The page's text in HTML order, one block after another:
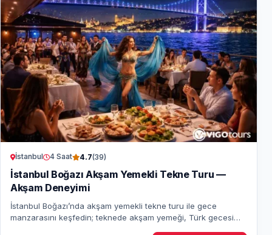
İstanbul 4 Saat 4.7(39)
İstanbul Boğazı Akşam Yemekli Tekne Turu —
Akşam Deneyimi
İstanbul Boğazı’nda akşam yemekli tekne turu ile gece
manzarasını keşfedin; teknede akşam yemeği, Türk gecesi